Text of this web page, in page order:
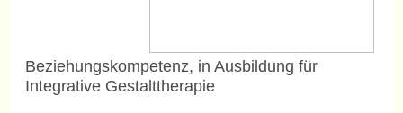
Beziehungskompetenz, in Ausbildung für
Integrative Gestalttherapie